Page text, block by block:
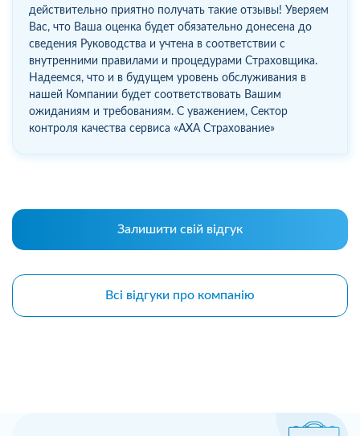
действительно приятно получать такие отзывы! Уверяем
Вас, что Ваша оценка будет обязательно донесена до
сведения Руководства и учтена в соответствии с
внутренними правилами и процедурами Страховщика.
Надеемся, что и в будущем уровень обслуживания в
нашей Компании будет соответствовать Вашим
ожиданиям и требованиям. С уважением, Сектор
контроля качества сервиса «АХА Страхование»
Залишити свій відгук
Всі відгуки про компанію